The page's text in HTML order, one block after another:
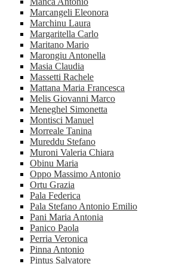
Marcangeli Eleonora
Marchinu Laura
Margaritella Carlo
Maritano Mario
Marongiu Antonella
Masia Claudia
Massetti Rachele
Mattana Maria Francesca
Melis Giovanni Marco
Meneghel Simonetta
Montisci Manuel
Morreale Tanina
Mureddu Stefano
Muroni Valeria Chiara
Obinu Maria
Oppo Massimo Antonio
Ortu Grazia
Pala Federica
Pala Stefano Antonio Emilio
Pani Maria Antonia
Panico Paola
Perria Veronica
Pinna Antonio
Pintus Salvatore